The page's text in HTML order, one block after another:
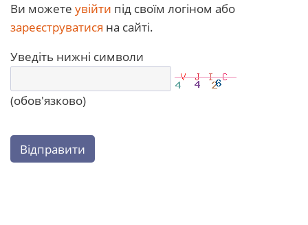
Ви можете увійти під своїм логіном або
зареєструватися на сайті.
Уведіть нижні символи
(обов'язково)
Відправити